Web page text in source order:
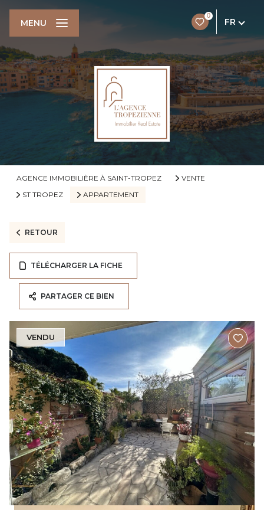
0
FR
MENU
AGENCE IMMOBILIÈRE À SAINT-TROPEZ
VENTE
ST TROPEZ
APPARTEMENT
RETOUR
TÉLÉCHARGER LA FICHE
PARTAGER CE BIEN
VENDU